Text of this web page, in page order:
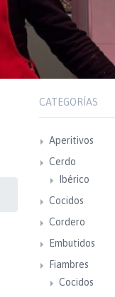
CATEGORÍAS
Aperitivos
Cerdo
Ibérico
Cocidos
Cordero
Embutidos
Fiambres
Cocidos